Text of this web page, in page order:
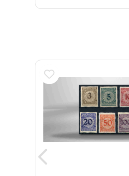
Produktgalerie überspringen